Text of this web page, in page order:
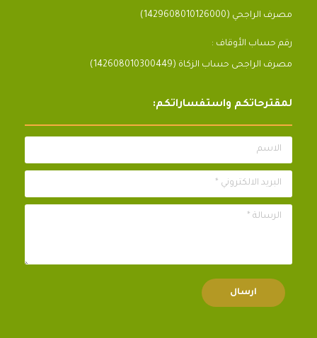
مصرف الراجحي (1429608010126000)
رقم حساب الأوقاف :
مصرف الراجحى حساب الزكاة (142608010300449)
لمقترحاتكم واستفساراتكم:
الاسم
البريد الالكتروني *
الرسالة *